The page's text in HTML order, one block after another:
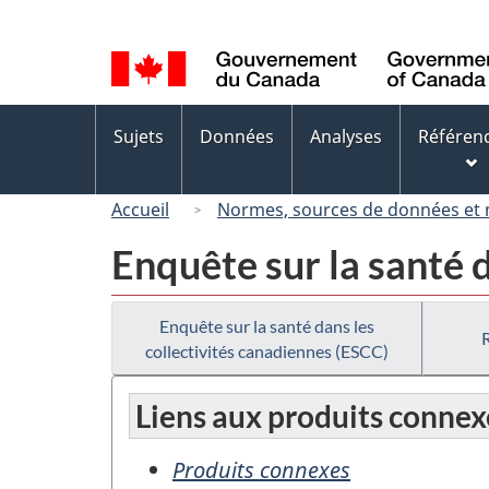
de
la
langue
des
Sujets Données Analyses
Accueil Normes, sources de données et
Enquête sur la santé
Enquête sur la santé dans les
collectivités canadiennes (ESCC)
Liens aux produits
Produits connexes